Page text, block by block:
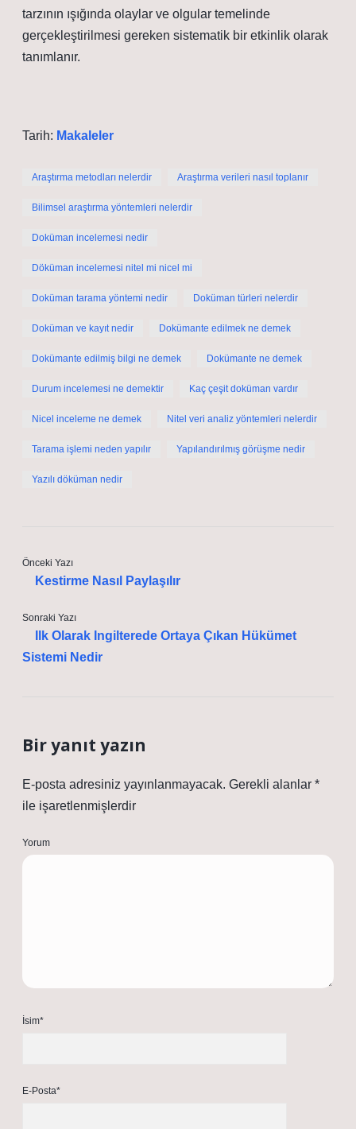
tarzının ışığında olaylar ve olgular temelinde
gerçekleştirilmesi gereken sistematik bir etkinlik olarak
tanımlanır.
Tarih: Makaleler
Araştırma metodları nelerdir Araştırma verileri nasıl toplanır
Bilimsel araştırma yöntemleri nelerdir
Doküman incelemesi nedir
Döküman incelemesi nitel mi nicel mi
Doküman tarama yöntemi nedir Doküman türleri nelerdir
Doküman ve kayıt nedir Dokümante edilmek ne demek
Dokümante edilmiş bilgi ne demek Dokümante ne demek
Durum incelemesi ne demektir Kaç çeşit doküman vardır
Nicel inceleme ne demek Nitel veri analiz yöntemleri nelerdir
Tarama işlemi neden yapılır Yapılandırılmış görüşme nedir
Yazılı döküman nedir
Önceki Yazı
Kestirme Nasıl Paylaşılır
Sonraki Yazı
Ilk Olarak Ingilterede Ortaya Çıkan Hükümet
Sistemi Nedir
Bir yanıt yazın
E-posta adresiniz yayınlanmayacak. Gerekli alanlar *
ile işaretlenmişlerdir
Yorum
İsim*
E-Posta*